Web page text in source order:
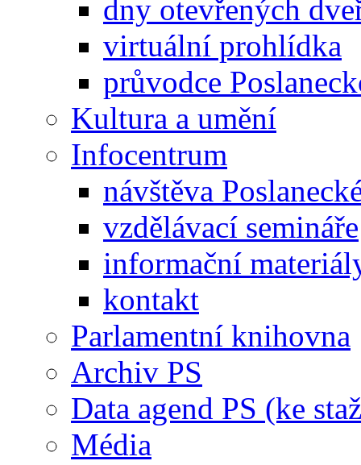
dny otevřených
virtuální prohlídka
průvodce
Kultura a umění
Infocentrum
návštěva
vzdělávací semináře
informační
kontakt
Parlamentní knihovna
Archiv PS
Data agend PS (ke
Média